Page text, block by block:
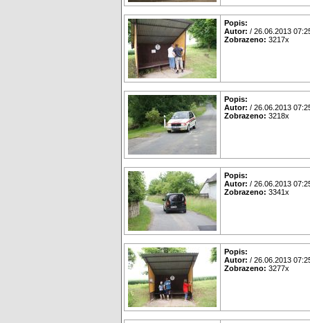
Popis:
Autor: / 26.06.2013
Zobrazeno: 3217x
Popis:
Autor: / 26.06.2013
Zobrazeno: 3218x
Popis:
Autor: / 26.06.2013
Zobrazeno: 3341x
Popis:
Autor: / 26.06.2013
Zobrazeno: 3277x